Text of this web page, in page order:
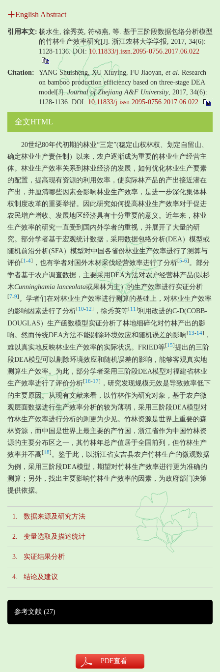
English Abstract
引用本文: 杨水生, 徐秀英, 符椒燕, 等. 基于三阶段数据包络分析模型
的竹林生产效率研究[J]. 浙江农林大学学报, 2017, 34(6):
1128-1136.DOI: 10.11833/j.issn.2095-0756.2017.06.022
Citation: YANG Shuisheng, XU Xiuying, FU Jiaoyan, et al . Research
on bamboo production efficiency based on three-stage DEA
model[J].Journal of Zhejiang A&F University, 2017, 34(6):
1128-1136. DOI: 10.11833/j.issn.2095-0756.2017.06.022
全文HTML
20世纪80年代初期的林业“三定”(稳定山权林权、划定自留山、
确定林业生产责任制）以来，农户逐渐成为重要的林业生产经营主
体。林业生产效率关系到林业经济的发展，如何优化林业生产要素
的配置，提高现有资源的利用效率，使实际林产品的产出接近潜在
产出，并厘清哪些因素会影响林业生产效率，是进一步深化集体林
权制度改革的重要举措。因此研究如何提高林业生产效率对于促进
农民增产增收、发展地区经济具有十分重要的意义。近年来，林业
生产效率的研究一直受到国内外学者的重视，并展开了大量的研
究。部分学者基于宏观统计数据，采用数据包络分析(DEA）模型或
随机前沿分析(SFA）模型对中国各省份林业生产效率进行了测算与
评价[1 -4] ，也有学者对国外木材采伐经营效率进行了分析[5-6] 。部分
学者基于农户调查数据，主要采用DEA方法对农户经营林产品(以杉
木Cunninghamia lanceolata或果林为主）的生产效率进行实证分析
[7-9] 。学者们在对林业生产效率进行测算的基础上，对林业生产效率
的影响因素进行了分析[10-12] ，徐秀英等[11 ]利用改进的C-D(COBB-
DOUGLAS）生产函数模型实证分析了林地细碎化对竹林产出的影
响。然而传统DEA方法不能剔除环境效应和随机误差的影响[13-14]
，
难以真实地反映林业生产效率的实际状况。FRIED等[15]提出的三阶
段DEA模型可以剔除环境效应和随机误差的影响，能够客观真实地
测算生产效率。为此，部分学者采用三阶段DEA模型对福建省林业
生产效率进行了评价分析[16-17]
，研究发现规模无效是导致效率低下
的主要原因。从现有文献来看，以竹林作为研究对象，基于农户微
观层面数据进行生产效率分析的较为薄弱，采用三阶段DEA模型对
竹林生产效率进行分析的则更为少见。竹林资源是世界上重要的森
林资源，而中国是世界上最主要的产竹国，浙江省作为中国竹林资
源的主要分布区之一，其竹林年总产值居于全国前列，但竹林生产
效率并不高[18] 。鉴于此，以浙江省安吉县农户竹林生产的微观数据
为例，采用三阶段DEA模型，期望对竹林生产效率进行更为准确的
测算；另外，找出主要影响竹林生产效率的因素，为政府部门决策
提供依据。
1. 数据来源及研究方法
2. 变量选取及描述统计
3. 实证结果分析
4. 结论及建议
参考文献 (27)
PDF查看